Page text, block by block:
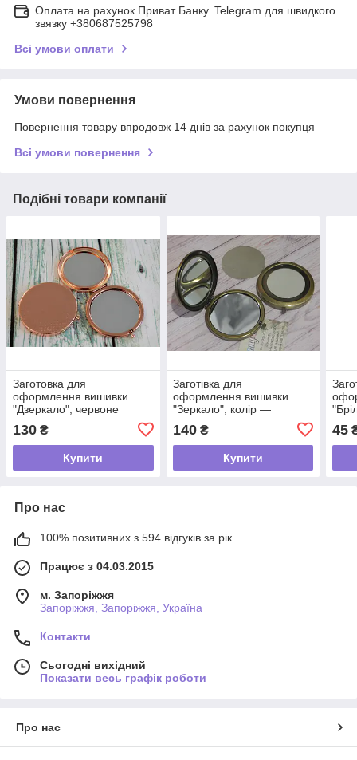
Оплата на рахунок Приват Банку. Telegram для швидкого
звязку +380687525798
Всі умови оплати
Умови повернення
Повернення товару впродовж 14 днів за рахунок покупця
Всі умови повернення
Подібні товари компанії
Заготовка для
оформлення вишивки
"Дзеркало", червоне
130 ₴
Купити
Заготівка для
оформлення вишивки
"Зеркало", колір —
140₴
Купити
45
Про нас
100% позитивних з 594 відгуків за рік
Працює з 04.03.2015
м. Запоріжжя
Запоріжжя, Запоріжжя, Україна
Контакти
Сьогодні вихідний
Показати весь графік роботи
Про нас